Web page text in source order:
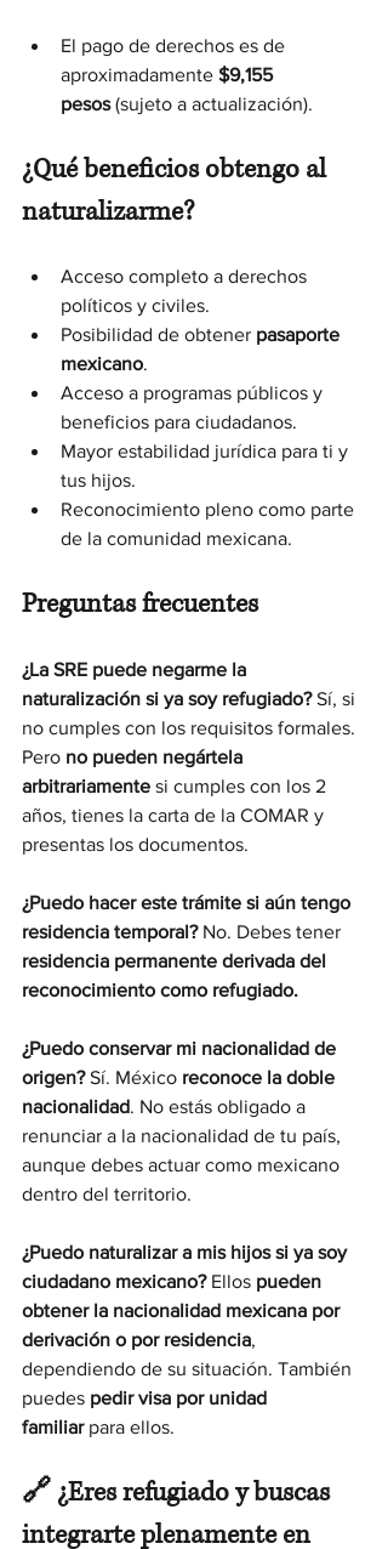
El pago de derechos es de
aproximadamente $9,155
pesos (sujeto a actualización).
¿Qué beneficios obtengo al
naturalizarme?
Acceso completo a derechos
políticos y civiles.
Posibilidad de obtener pasaporte
mexicano.
Acceso a programas públicos y
beneficios para ciudadanos.
Mayor estabilidad jurídica para ti y
tus hijos.
Reconocimiento pleno como parte
de la comunidad mexicana.
Preguntas frecuentes
¿La SRE puede negarme la
naturalización si ya soy refugiado? Sí, si
no cumples con los requisitos formales.
Pero no pueden negártela
arbitrariamente si cumples con los 2
años, tienes la carta de la COMAR y
presentas los documentos.
¿Puedo hacer este trámite si aún tengo
residencia temporal? No. Debes tener
residencia permanente derivada del
reconocimiento como refugiado.
¿Puedo conservar mi nacionalidad de
origen? Sí. México reconoce la doble
nacionalidad. No estás obligado a
renunciar a la nacionalidad de tu país,
aunque debes actuar como mexicano
dentro del territorio.
¿Puedo naturalizar a mis hijos si ya soy
ciudadano mexicano? Ellos pueden
obtener la nacionalidad mexicana por
derivación o por residencia,
dependiendo de su situación. También
puedes pedir visa por unidad
familiar para ellos.
🔗 ¿Eres refugiado y buscas
integrarte plenamente en